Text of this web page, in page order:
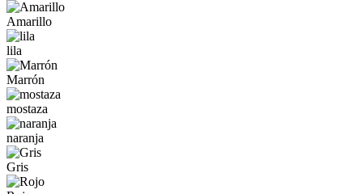
Amarillo
lila
Marrón
mostaza
naranja
Gris